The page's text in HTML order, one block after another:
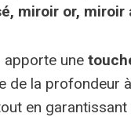
miroir or, miroir
une
de la profondeur
en